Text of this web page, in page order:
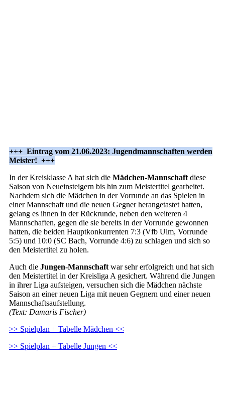
+++ Eintrag vom 21.06.2023: Jugendmannschaften werden
Meister! +++
In der Kreisklasse A hat sich die Mädchen-Mannschaftdiese
Saison von Neueinsteigern bis hin zum Meistertitel gearbeitet.
Nachdem sich die Mädchen in der Vorrunde an das Spielen in
einer Mannschaft und die neuen Gegner herangetastet hatten,
gelang es ihnen in der Rückrunde, neben den weiteren 4
Mannschaften, gegen die sie bereits in der Vorrunde gewonnen
hatten, die beiden Hauptkonkurrenten 7:3 (Vfb Ulm, Vorrunde
5:5) und 10:0 (SC Bach, Vorrunde 4:6) zu schlagen und sich so
den Meistertitel zu holen.
Auch die Jungen-Mannschaftwar sehr erfolgreich und hat sich
den Meistertitel in der Kreisliga A gesichert. Während die Jungen
in ihrer Liga aufsteigen, versuchen sich die Mädchen nächste
Saison an einer neuen Liga mit neuen Gegnern und einer neuen
Mannschaftsaufstellung.
(Text: Damaris Fischer)
>> Spielplan + Tabelle Mädchen <<
>> Spielplan + Tabelle Jungen <<